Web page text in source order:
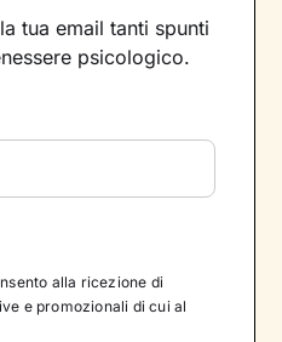
tua email tanti spunti
psicologico.
alla ricezione di
e promozionali di cui al